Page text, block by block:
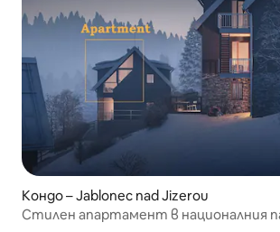
Кондо – Jablonec nad Jizerou
Стилен апартамент в националния